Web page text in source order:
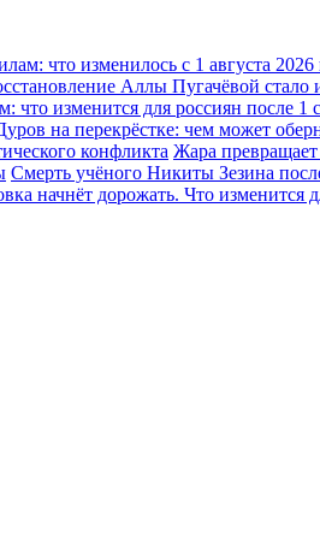
что изменилось с 1 августа 2026
Аллы Пугачёвой стало
изменится для россиян после 1
на перекрёстке: чем может
конфликта Жара
Смерть учёного Никиты Зезина
начнёт дорожать. Что изменится